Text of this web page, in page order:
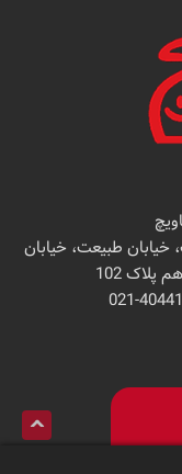
خیابان طبیعت، خیابان
102